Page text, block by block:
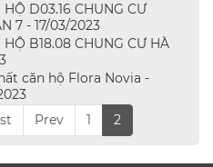
HỘ D03.16 CHUNG CƯ
7 - 17/03/2023
HỘ B18.08 CHUNG CƯ HÀ
căn hộ Flora Novia -
Prev 1 2